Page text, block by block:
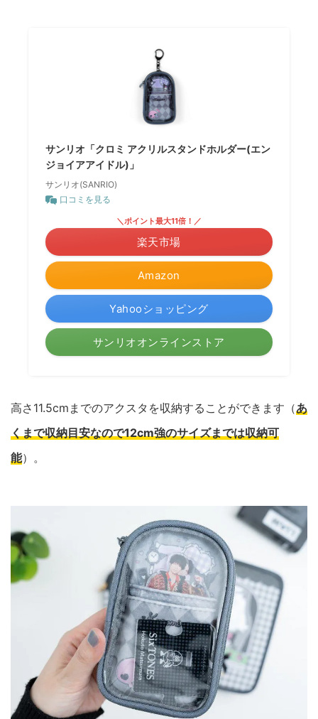
サンリオ「クロミ アクリルスタンドホルダー(エン
ジョイアアイドル)」
サンリオ(SANRIO)
口コミを見る
Amazon
＼ポイント最大11倍！／
楽天市場
Yahooショッピング
サンリオオンラインストア
高さ11.5cmまでのアクスタを収納することができます（あ
くまで収納目安なので12cm強のサイズまでは収納可
能）。